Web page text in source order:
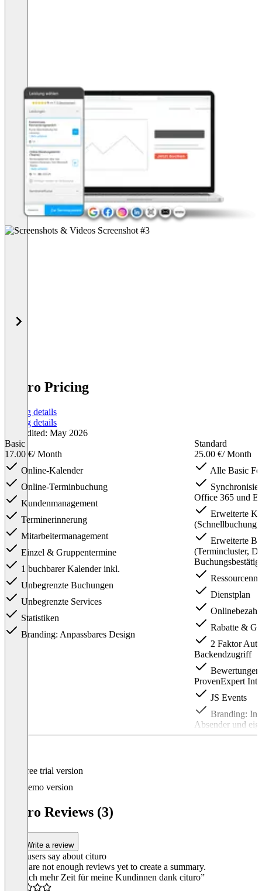
cituro Pricing
Pricing details
Pricing details
Last edited: May 2026
Basic
17.00 €/ Month
Online-Kalender
Online-Terminbuchung
Kundenmanagement
Terminerinnerung
Mitarbeitermanagement
Einzel & Gruppentermine
1 buchbarer Kalender inkl.
Unbegrenzte Buchungen
Unbegrenzte Services
Statistiken
Branding: Anpassbares Design
Standard
25.00 €/ Month
Alle Basic
Office 365 und
Erweiterte
(Schnellbuchung,
Erweiterte
(Termincluster,
Dienstplan
Rabatte &
2 Faktor
Backendzugriff
ProvenExpert
JS Events
Branding:
Absender und
Free trial version
Demo version
cituro Reviews (3)
Write a review
What users say about cituro
There are not enough reviews yet to create a summary.
“Endlich mehr Zeit für meine Kundinnen dank cituro”